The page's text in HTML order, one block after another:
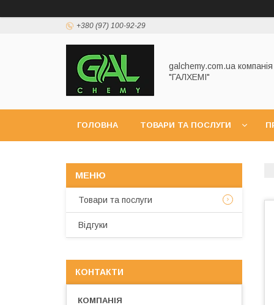
+380 (97) 100-92-29
galchemy.com.ua компанія
"ГАЛХЕМІ"
ГОЛОВНА ТОВАРИ ТА ПОСЛУГИ
Товари та послуги
Відгуки
КОНТАКТИ